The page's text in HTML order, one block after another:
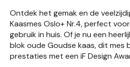
Ontdek het gemak en de
Kaasmes Oslo+ Nr.4, perfect
gebruik in huis. Of je nu een
blok oude Goudse kaas, dit mes
prestaties met een iF Design